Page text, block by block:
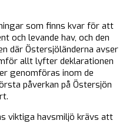
som finns kvar för att
och levande hav, och den
där Östersjöländerna avser
allt lyfter deklarationen
genomföras inom de
påverkan på Östersjön
viktiga havsmiljö krävs att